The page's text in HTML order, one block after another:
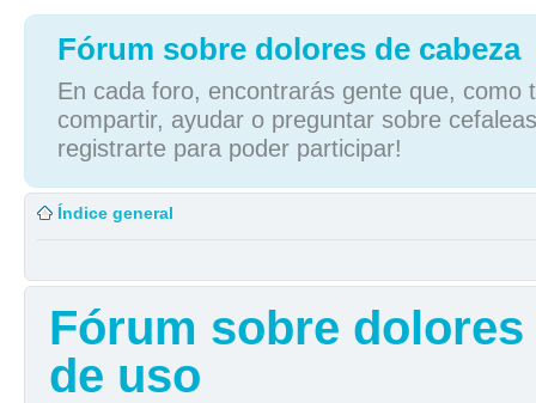
Fórum sobre dolores de cabeza
En cada foro, encontrarás gente que, como
compartir, ayudar o preguntar sobre
registrarte para poder participar!
Índice general
Fórum sobre
de uso